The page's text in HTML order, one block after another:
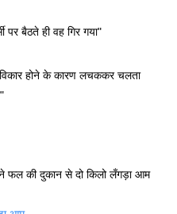
पर बैठते ही वह गिर गया"
विकार होने के कारण लचककर चलता
फल की दुकान से दो किलो लँगड़ा आम